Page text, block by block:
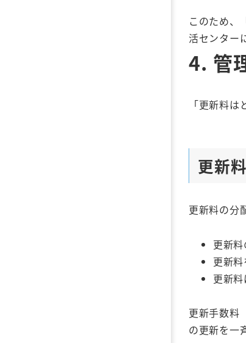
このため、
活センター
4. 管
「更新料
更新
更新料の分
更新
更新
更新
更新手数料
の更新を一